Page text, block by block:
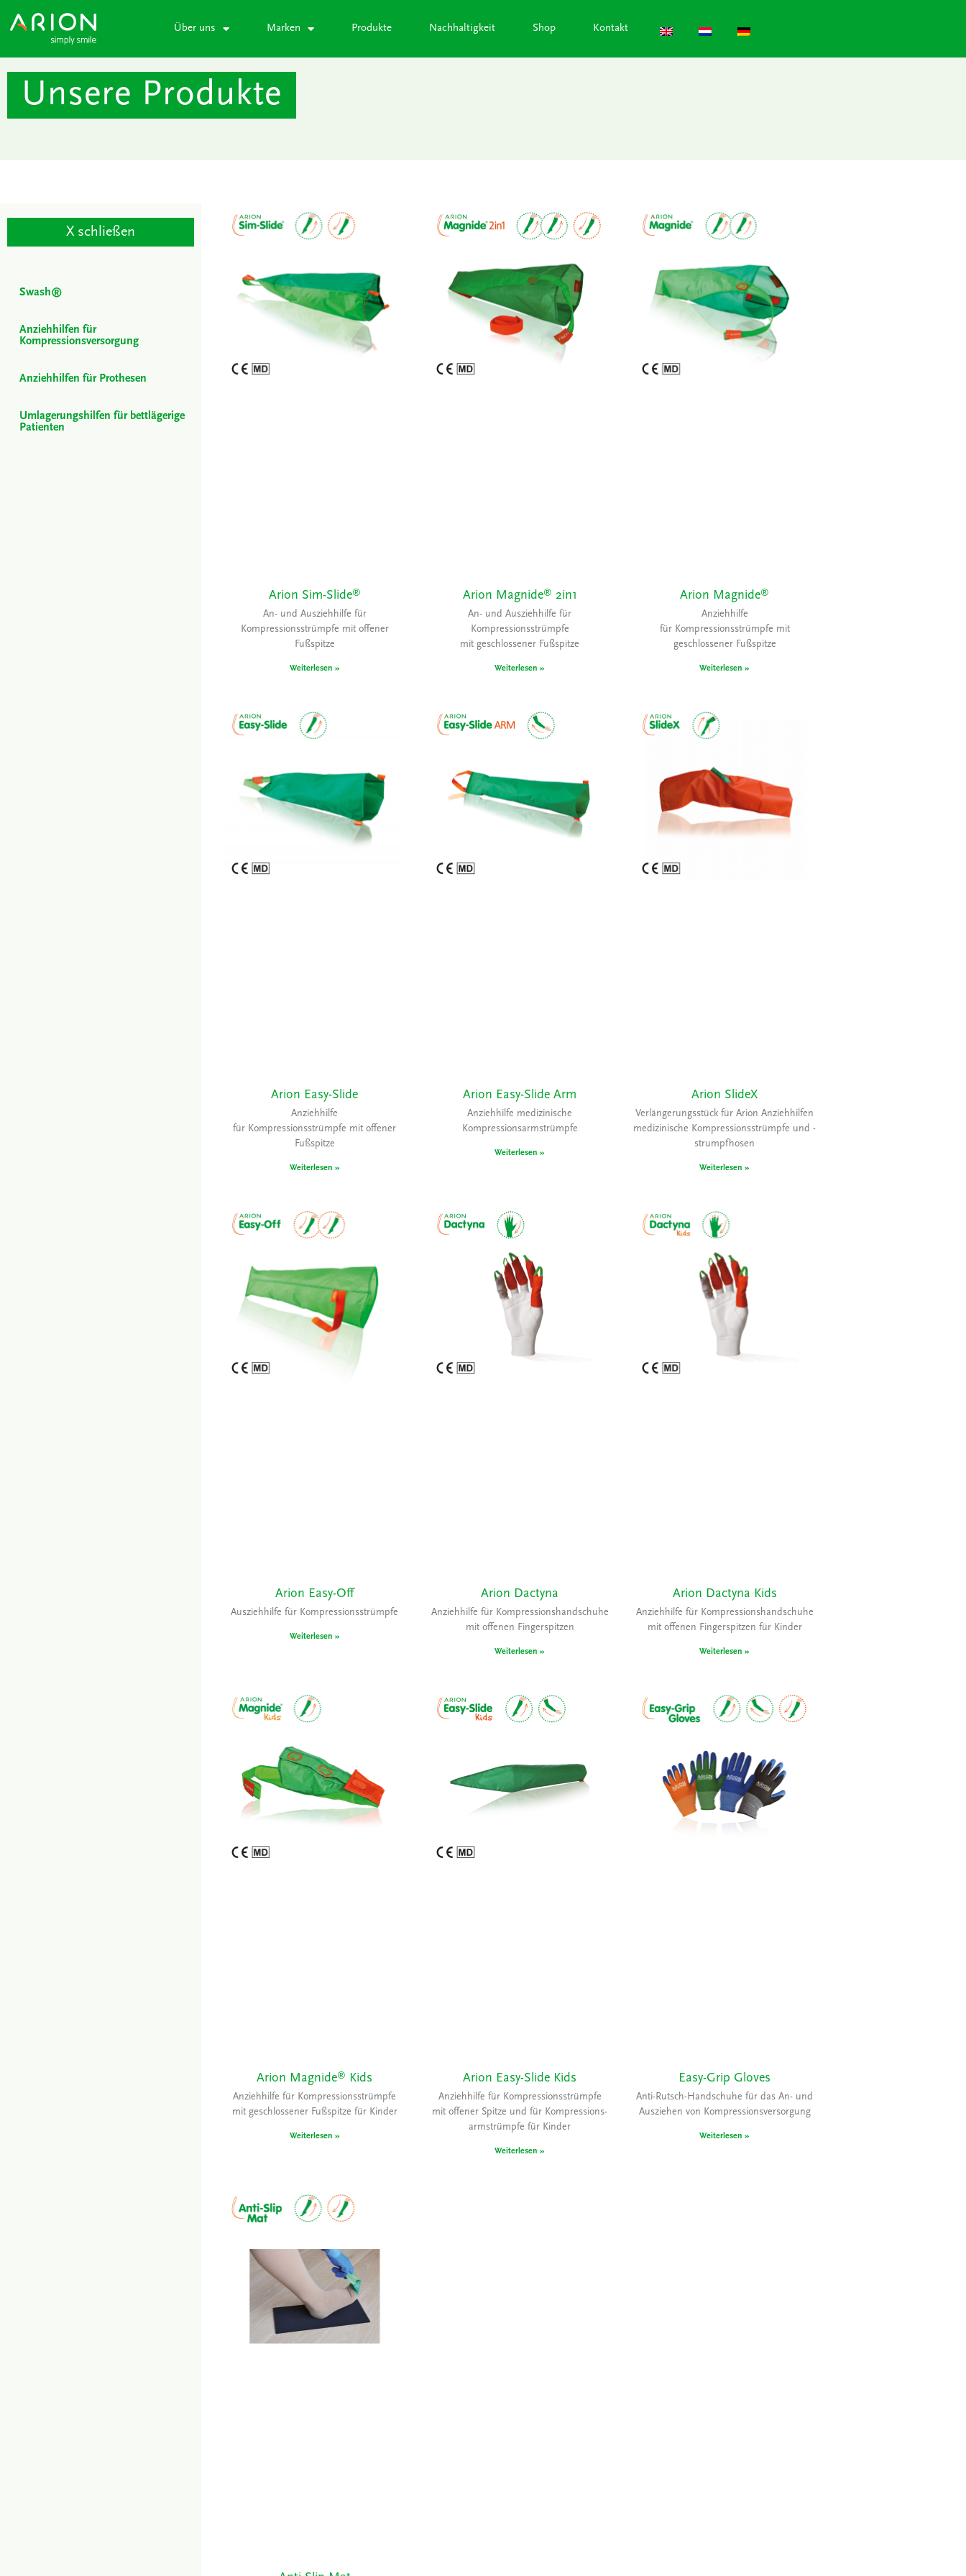
Inhalt
Über uns Marken Produkte Nachhaltigkeit Shop Kontakt
Unsere Produkte
X schließen
Swash®
Anziehhilfen für
Kompressionsversorgung
Anziehhilfen für Prothesen
Umlagerungshilfen für bettlägerige
Patienten
Arion Sim-Slide®
An- und Ausziehhilfe für
Kompressionsstrümpfe mit offener
Fußspitze
Weiterlesen »
Arion Magnide® 2in1
An- und Ausziehhilfe für
Kompressionsstrümpfe
mit geschlossener Fußspitze
Weiterlesen »
Arion Magnide®
Anziehhilfe
für Kompressionsstrümpfe mit
geschlossener Fußspitze
Weiterlesen »
Arion Easy-Slide
Anziehhilfe
für Kompressionsstrümpfe mit offener
Fußspitze
Weiterlesen »
Arion Easy-Slide Arm
Anziehhilfe medizinische
Kompressionsarmstrümpfe
Weiterlesen »
Arion SlideX
Verlängerungsstück für Arion Anziehhilfen
medizinische Kompressionsstrümpfe und -
strumpfhosen
Weiterlesen »
Arion Easy-Off
Ausziehhilfe für Kompressionsstrümpfe
Weiterlesen »
Arion Dactyna
Anziehhilfe für Kompressionshandschuhe
mit offenen Fingerspitzen
Weiterlesen »
Arion Dactyna Kids
Anziehhilfe für Kompressionshandschuhe
mit offenen Fingerspitzen für Kinder
Weiterlesen »
Arion Magnide® Kids
Anziehhilfe für Kompressionsstrümpfe
mit geschlossener Fußspitze für Kinder
Weiterlesen »
Arion Easy-Slide Kids
Anziehhilfe für Kompressionsstrümpfe
mit offener Spitze und für Kompressions-
armstrümpfe für Kinder
Weiterlesen »
Easy-Grip Gloves
Anti-Rutsch-Handschuhe für das An- und
Ausziehen von Kompressionsversorgung
Weiterlesen »